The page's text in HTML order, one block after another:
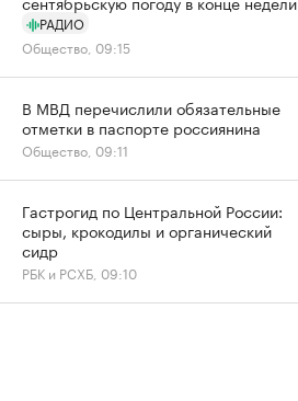
РАДИО
Общество, 09:15
В МВД перечислили обязательные
отметки в паспорте россиянина
Общество, 09:11
Гастрогид по Центральной России:
сыры, крокодилы и органический
сидр
РБК и РСХБ, 09:10